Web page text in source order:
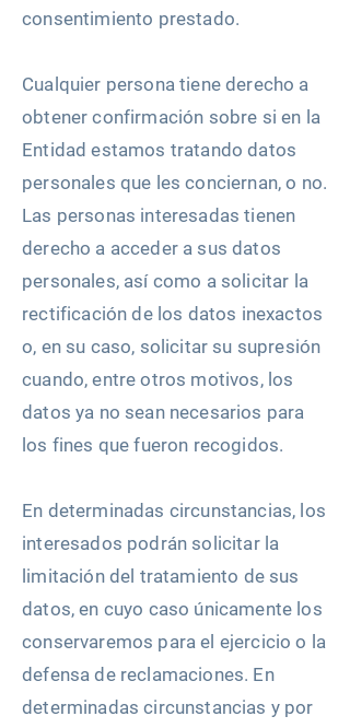
consentimiento prestado.
Cualquier persona tiene derecho a
obtener confirmación sobre si en la
Entidad estamos tratando datos
personales que les conciernan, o no.
Las personas interesadas tienen
derecho a acceder a sus datos
personales, así como a solicitar la
rectificación de los datos inexactos
o, en su caso, solicitar su supresión
cuando, entre otros motivos, los
datos ya no sean necesarios para
los fines que fueron recogidos.
En determinadas circunstancias, los
interesados podrán solicitar la
limitación del tratamiento de sus
datos, en cuyo caso únicamente los
conservaremos para el ejercicio o la
defensa de reclamaciones. En
determinadas circunstancias y por